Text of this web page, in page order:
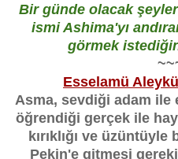
Bir günde olacak
ismi Ashima'yı
görmek
Esselamü
Asma, sevdiği adam ile
öğrendiği gerçek ile
kırıklığı ve
Pekin'e gitmesi